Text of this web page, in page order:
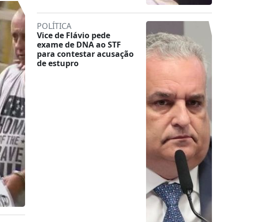
POLÍTICA
Vice de Flávio pede
exame de DNA ao STF
para contestar acusação
de estupro